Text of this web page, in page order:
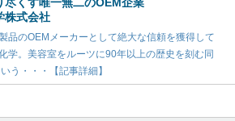
尽くす唯一無二のOEM企業
株式会社
品のOEMメーカーとして絶大な信頼を獲得して
学。美容室をルーツに90年以上の歴史を刻む同
う・・・【記事詳細】